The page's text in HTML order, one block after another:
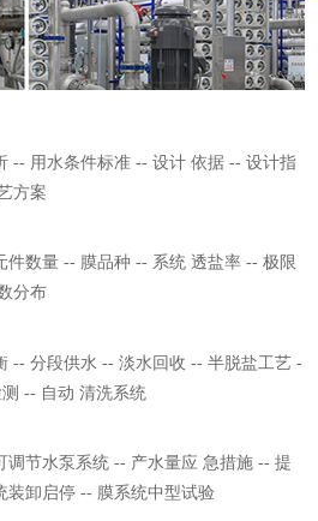
-- 用水条件标准 -- 设计 依据 -- 设计指
方案
数量 -- 膜品种 -- 系统 透盐率 -- 极限
分布
-- 分段供水 -- 淡水回收 -- 半脱盐工艺 -
-- 自动 清洗系统
调节水泵系统 -- 产水量应 急措施 -- 提
装卸启停 -- 膜系统中型试验